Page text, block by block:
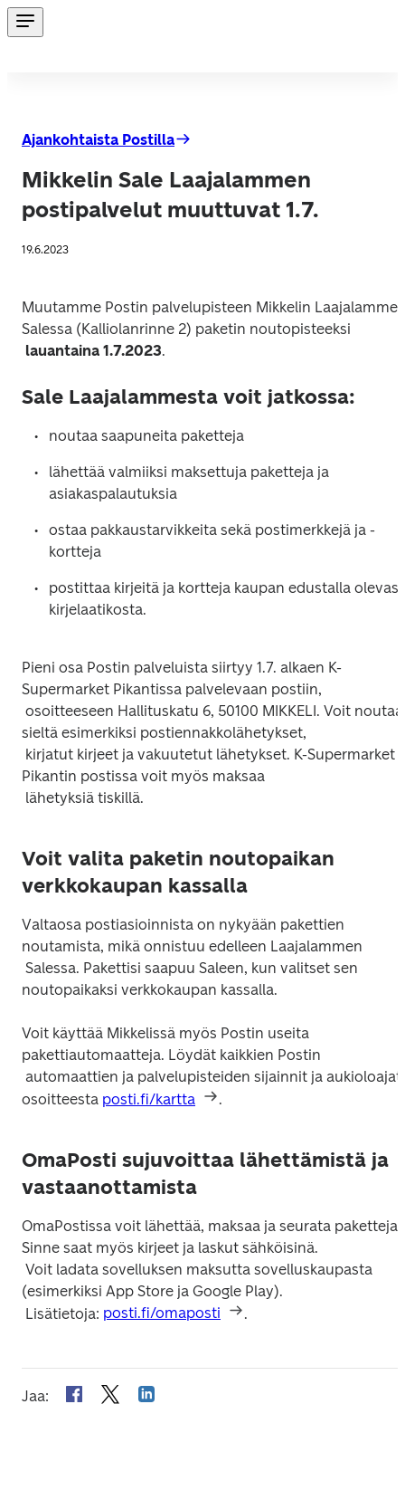
Ajankohtaista Postilla
Mikkelin Sale Laajalammen
postipalvelut muuttuvat 1.7.
19.6.2023
Muutamme Postin palvelupisteen Mikkelin
Salessa (Kalliolanrinne 2) paketin noutopisteeksi
lauantaina 1.7.2023
Sale Laajalammesta voit jatkossa:
lähettää valmiiksi maksettuja paketteja ja
ostaa pakkaustarvikkeita sekä postimerkkejä ja -
postittaa kirjeitä ja kortteja kaupan edustalla
Pieni osa Postin palveluista siirtyy 1.7. alkaen K-
Supermarket Pikantissa palvelevaan postiin,
sieltä esimerkiksi postiennakkolähetykset,
Pikantin postissa voit myös maksaa
Voit valita paketin noutopaikan
verkkokaupan kassalla
Valtaosa postiasioinnista on nykyään pakettien
noutamista, mikä onnistuu edelleen Laajalammen
Voit käyttää Mikkelissä myös Postin useita
pakettiautomaatteja. Löydät kaikkien Postin
osoitteesta posti.fi/kartta
OmaPosti sujuvoittaa lähettämistä ja
vastaanottamista
OmaPostissa voit lähettää, maksaa ja seurata paketteja.
Sinne saat myös kirjeet ja laskut sähköisinä.
(esimerkiksi App Store ja Google Play).
Lisätietoja: posti.fi/omaposti .
Jaa: